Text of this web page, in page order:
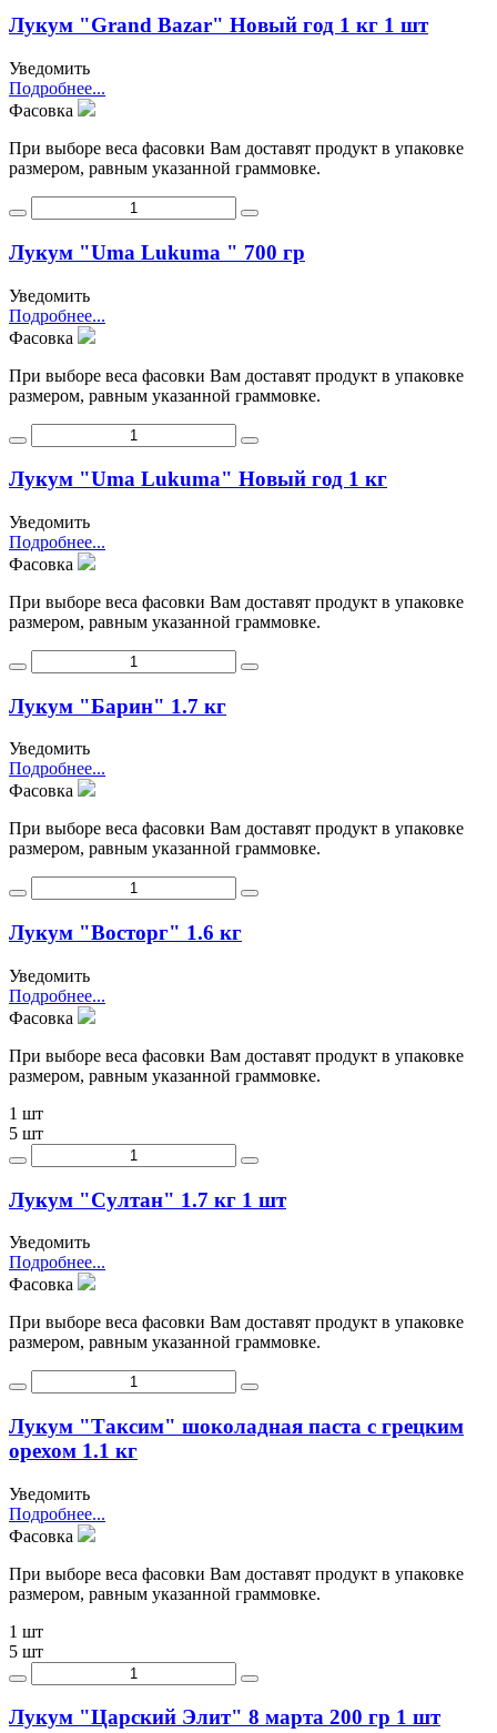
Лукум "Grand Bazar" Новый год 1 кг 1 шт
Уведомить
Подробнее...
Фасовка
При выборе веса фасовки Вам доставят продукт в упаковке
размером, равным указанной граммовке.
Лукум "Uma Lukuma " 700 гр
Уведомить
Подробнее...
Фасовка
При выборе веса фасовки Вам доставят продукт в упаковке
размером, равным указанной граммовке.
Лукум "Uma Lukuma" Новый год 1 кг
Уведомить
Подробнее...
Фасовка
При выборе веса фасовки Вам доставят продукт в упаковке
размером, равным указанной граммовке.
Лукум "Барин" 1.7 кг
Уведомить
Подробнее...
Фасовка
При выборе веса фасовки Вам доставят продукт в упаковке
размером, равным указанной граммовке.
Лукум "Восторг" 1.6 кг
Уведомить
Подробнее...
Фасовка
При выборе веса фасовки Вам доставят продукт в упаковке
размером, равным указанной граммовке.
1 шт
5 шт
Лукум "Султан" 1.7 кг 1 шт
Уведомить
Подробнее...
Фасовка
При выборе веса фасовки Вам доставят продукт в упаковке
размером, равным указанной граммовке.
Лукум "Таксим" шоколадная паста с грецким
орехом 1.1 кг
Уведомить
Подробнее...
Фасовка
При выборе веса фасовки Вам доставят продукт в упаковке
размером, равным указанной граммовке.
1 шт
5 шт
Лукум "Царский Элит" 8 марта 200 гр 1 шт